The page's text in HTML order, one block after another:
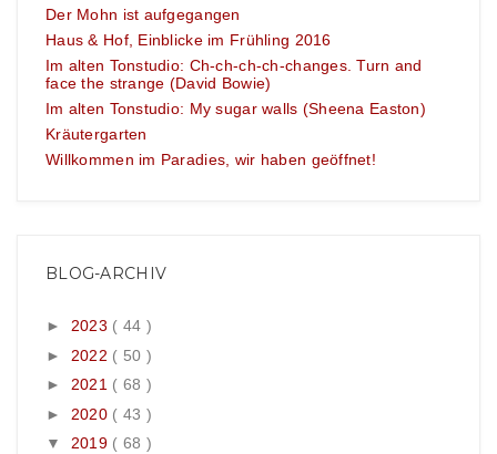
Der Mohn ist aufgegangen
Haus & Hof, Einblicke im Frühling 2016
Im alten Tonstudio: Ch-ch-ch-ch-changes. Turn and
face the strange (David Bowie)
Im alten Tonstudio: My sugar walls (Sheena Easton)
Kräutergarten
Willkommen im Paradies, wir haben geöffnet!
BLOG-ARCHIV
► 2023 ( 44 )
► 2022 ( 50 )
► 2021 ( 68 )
► 2020 ( 43 )
▼ 2019 ( 68 )